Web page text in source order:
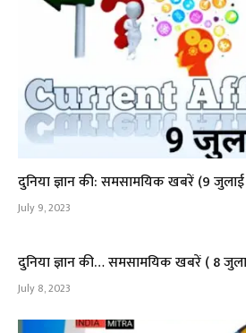
दुनिया ज्ञान की: समसामयिक खबरें (9
July 9, 2023
दुनिया ज्ञान की… समसामयिक खबरें ( 8
July 8, 2023